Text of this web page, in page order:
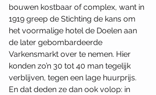
bouwen kostbaar of complex, want in
1919 greep de Stichting de kans om
het voormalige hotel de Doelen aan
de later gebombardeerde
Varkensmarkt over te nemen. Hier
konden zo’n 30 tot 40 man tegelijk
verblijven, tegen een lage huurprijs.
En dat deden ze dan ook volop: in